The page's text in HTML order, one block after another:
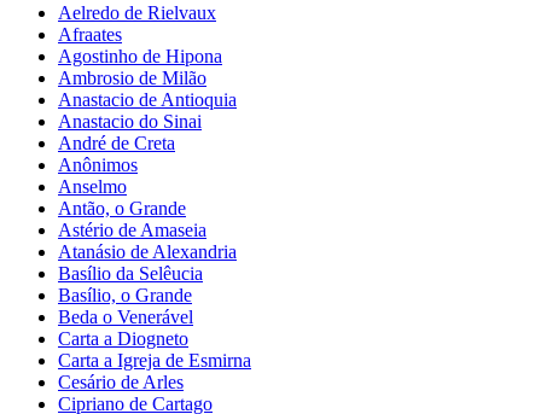
Aelredo de Rielvaux
Afraates
Agostinho de Hipona
Ambrosio de Milão
Anastacio de Antioquia
Anastacio do Sinai
André de Creta
Anônimos
Anselmo
Antão, o Grande
Astério de Amaseia
Atanásio de Alexandria
Basílio da Selêucia
Basílio, o Grande
Beda o Venerável
Carta a Diogneto
Carta a Igreja de Esmirna
Cesário de Arles
Cipriano de Cartago